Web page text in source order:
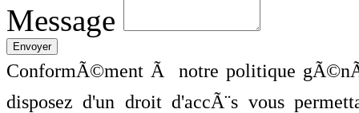
Message
ConformÃ©ment Ã notre politique
disposez d'un droit d'accÃ¨s vous